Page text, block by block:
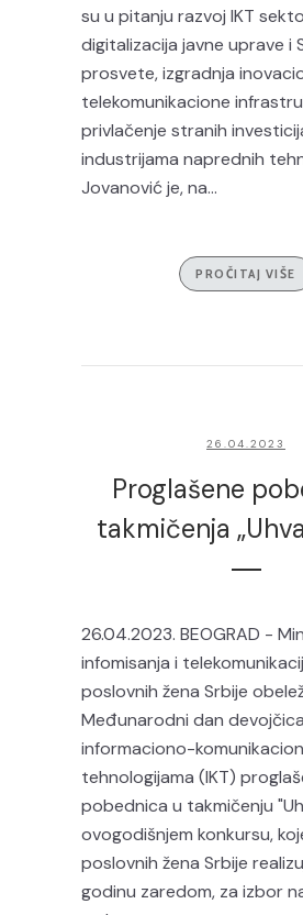
su u pitanju razvoj IKT
digitalizacija javne uprave i
prosvete, izgradnja
telekomunikacione
privlačenje stranih
industrijama naprednih
Jovanović je, na...
PROČITAJ VIŠE
26.04.2023
Proglašene
takmičenja
26.04.2023. BEOGRAD -
infomisanja i
poslovnih žena Srbije
Međunarodni dan
informaciono-
tehnologijama (IKT)
pobednica u takmičenju
ovogodišnjem konkursu,
poslovnih žena Srbije
godinu zaredom, za izbor